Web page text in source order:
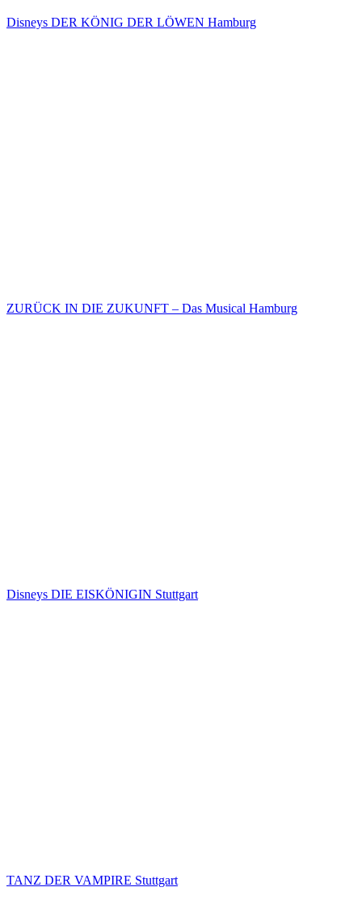
Disneys DER KÖNIG DER LÖWEN Hamburg
ZURÜCK IN DIE ZUKUNFT – Das Musical Hamburg
Disneys DIE EISKÖNIGIN Stuttgart
TANZ DER VAMPIRE Stuttgart